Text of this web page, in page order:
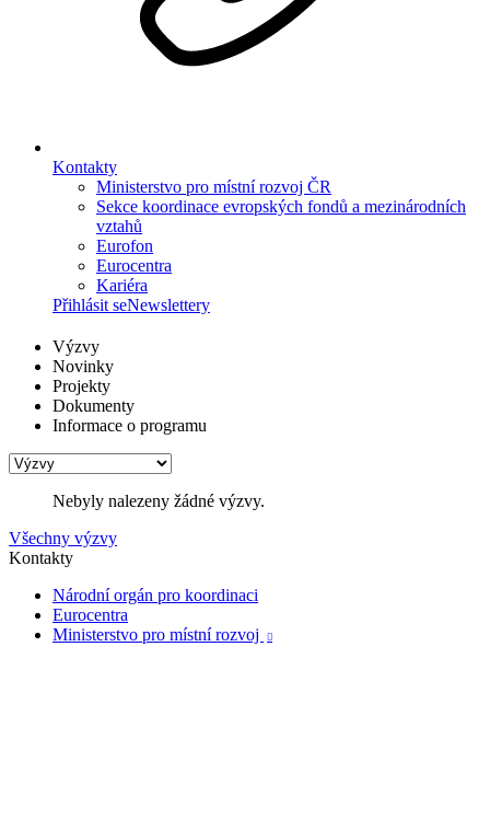
Kontakty
Ministerstvo pro místní rozvoj ČR
Sekce koordinace evropských fondů a mezinárodních
vztahů
Eurofon
Eurocentra
Kariéra
Přihlásit seNewslettery
Výzvy
Novinky
Projekty
Dokumenty
Informace o programu
Nebyly nalezeny žádné výzvy.
Všechny výzvy
Kontakty
Národní orgán pro koordinaci
Eurocentra
Ministerstvo pro místní rozvoj
